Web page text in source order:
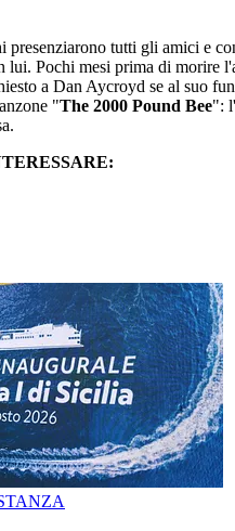
tutti gli amici e
lui. Pochi mesi prima di morire
a Dan Aycroyd se al suo
"The 2000 Pound Bee":